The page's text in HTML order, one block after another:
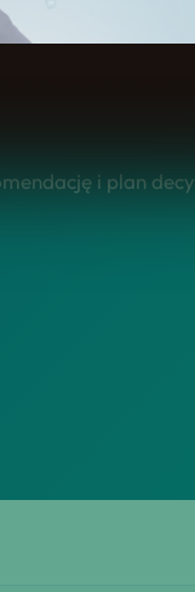
model
i plan